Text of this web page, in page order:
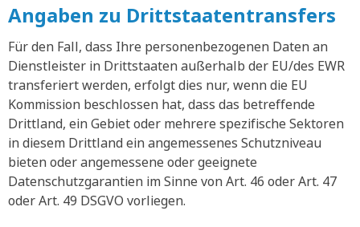
Angaben zu Drittstaatentransfers
Für den Fall, dass Ihre personenbezogenen Daten an
Dienstleister in Drittstaaten außerhalb der EU/des EWR
transferiert werden, erfolgt dies nur, wenn die EU
Kommission beschlossen hat, dass das betreffende
Drittland, ein Gebiet oder mehrere spezifische Sektoren
in diesem Drittland ein angemessenes Schutzniveau
bieten oder angemessene oder geeignete
Datenschutzgarantien im Sinne von Art. 46 oder Art. 47
oder Art. 49 DSGVO vorliegen.